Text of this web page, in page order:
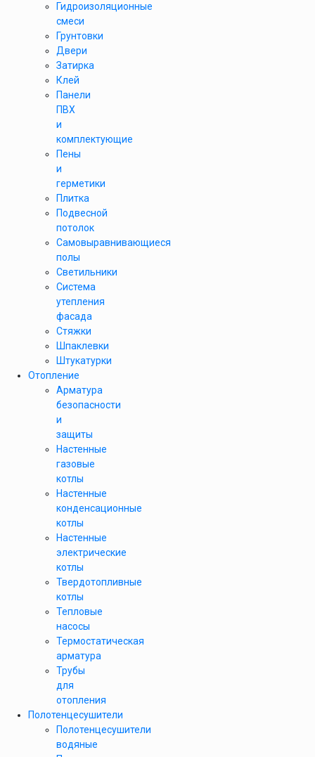
Гидроизоляционные
смеси
Грунтовки
Двери
Затирка
Клей
Панели
ПВХ
и
комплектующие
Пены
и
герметики
Плитка
Подвесной
потолок
Самовыравнивающиеся
полы
Светильники
Система
утепления
фасада
Стяжки
Шпаклевки
Штукатурки
Отопление
Арматура
безопасности
и
защиты
Настенные
газовые
котлы
Настенные
конденсационные
котлы
Настенные
электрические
котлы
Твердотопливные
котлы
Тепловые
насосы
Термостатическая
арматура
Трубы
для
отопления
Полотенцесушители
Полотенцесушители
водяные